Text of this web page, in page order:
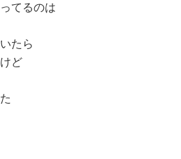
てるのは
たら
ど